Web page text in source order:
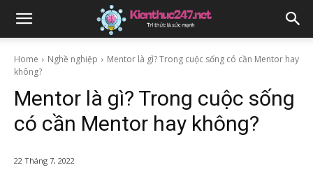
Home Nghề nghiệp
Mentor là gì? Trong cuộc sống có cần Mentor hay
không?
Mentor là gì? Trong cuộc sống
có cần Mentor hay không?
22 Tháng 7, 2022